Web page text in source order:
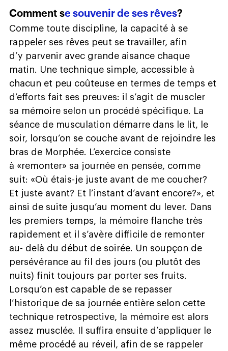
Comment se souvenir de ses rêves?
Comme toute discipline, la capacité à se
rappeler ses rêves peut se travailler, afin
d’y parvenir avec grande aisance chaque
matin. Une technique simple, accessible à
chacun et peu coûteuse en termes de temps et
d’efforts fait ses preuves: il s’agit de muscler
sa mémoire selon un procédé spécifique. La
séance de musculation démarre dans le lit, le
soir, lorsqu’on se couche avant de rejoindre les
bras de Morphée. L’exercice consiste
à «remonter» sa journée en pensée, comme
suit: «Où étais-je juste avant de me coucher?
Et juste avant? Et l’instant d’avant encore?», et
ainsi de suite jusqu’au moment du lever. Dans
les premiers temps, la mémoire flanche très
rapidement et il s’avère difficile de remonter
au- delà du début de soirée. Un soupçon de
persévérance au fil des jours (ou plutôt des
nuits) finit toujours par porter ses fruits.
Lorsqu’on est capable de se repasser
l’historique de sa journée entière selon cette
technique retrospective, la mémoire est alors
assez musclée. Il suffira ensuite d’appliquer le
même procédé au réveil, afin de se rappeler